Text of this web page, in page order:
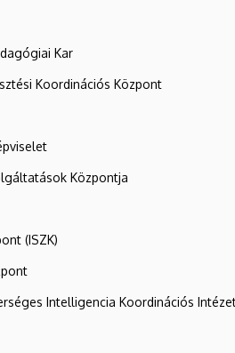
Kar
Koordinációs Központ
Központja
(ISZK)
Intelligencia Koordinációs